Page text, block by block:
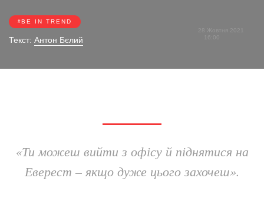
BE IN TREND
Текст: Антон Бєлий
28 Жовтня 2021
«Ти можеш вийти з офісу й піднятися на
Еверест – якщо дуже цього захочеш».